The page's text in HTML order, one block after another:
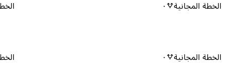
الخطة المجانية ٠
الخطة المجانية ٠